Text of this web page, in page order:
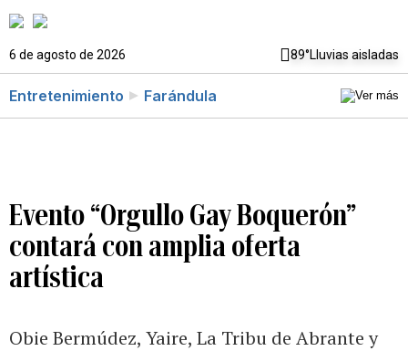
6 de agosto de 2026 89°Lluvias aisladas
Entretenimiento Farándula
Evento “Orgullo Gay Boquerón”
contará con amplia oferta
artística
Obie Bermúdez, Yaire, La Tribu de Abrante y